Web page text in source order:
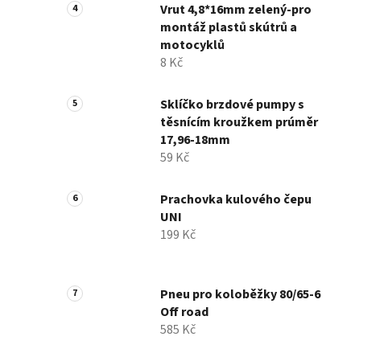
Vrut 4,8*16mm zelený-pro
montáž plastů skútrů a
motocyklů
8 Kč
Sklíčko brzdové pumpy s
těsnícím kroužkem prúměr
17,96-18mm
59 Kč
Prachovka kulového čepu
UNI
199 Kč
Pneu pro koloběžky 80/65-6
Off road
585 Kč